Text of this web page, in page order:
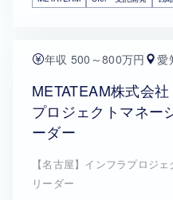
年収 500～800万円 愛
METATEAM株式会
プロジェクトマネー
ーダー
【名古屋】インフラプロジ
リーダー